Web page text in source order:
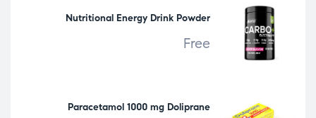
Nutritional Energy Drink Powder
Free
Paracetamol 1000 mg Doliprane